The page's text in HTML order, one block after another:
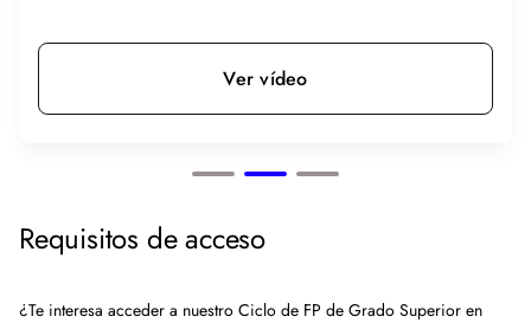
Ver vídeo
Requisitos de acceso
¿Te interesa acceder a nuestro Ciclo de FP de Grado Superior en